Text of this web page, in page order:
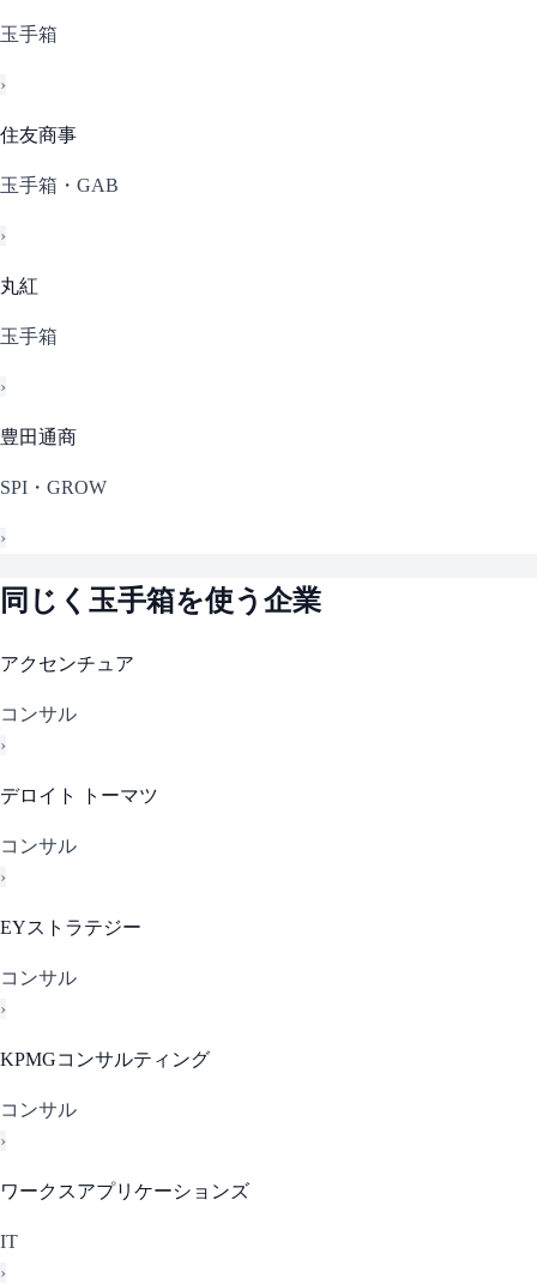
玉手箱
›
住友商事
玉手箱・GAB
›
丸紅
玉手箱
›
豊田通商
SPI・GROW
›
同じく 玉手箱を使う企業
アクセンチュア
コンサル
›
デロイト トーマツ
コンサル
›
EYストラテジー
コンサル
›
KPMGコンサルティング
コンサル
›
ワークスアプリケーションズ
IT
›